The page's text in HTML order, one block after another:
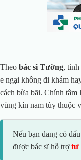
Theo bác sĩ Tường, tình
e ngại không đi khám
cách bừa bãi. Chính tâm
vùng kín nam tùy thuộc
Nếu bạn đang có
được bác sĩ hỗ trợtư